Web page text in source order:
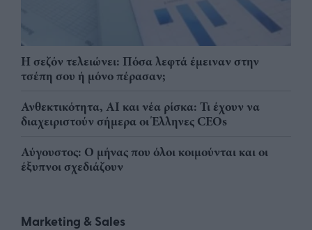
Η σεζόν τελειώνει: Πόσα λεφτά έμειναν στην
τσέπη σου ή μόνο πέρασαν;
Ανθεκτικότητα, AI και νέα ρίσκα: Τι έχουν να
διαχειριστούν σήμερα οι Έλληνες CEOs
Αύγουστος: Ο μήνας που όλοι κοιμούνται και οι
έξυπνοι σχεδιάζουν
Marketing & Sales